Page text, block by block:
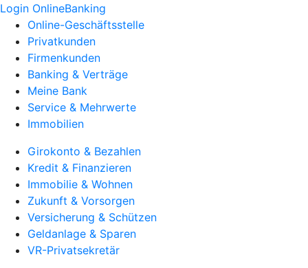
Login OnlineBanking
Online-Geschäftsstelle
Privatkunden
Firmenkunden
Banking & Verträge
Meine Bank
Service & Mehrwerte
Immobilien
Girokonto & Bezahlen
Kredit & Finanzieren
Immobilie & Wohnen
Zukunft & Vorsorgen
Versicherung & Schützen
Geldanlage & Sparen
VR-Privatsekretär